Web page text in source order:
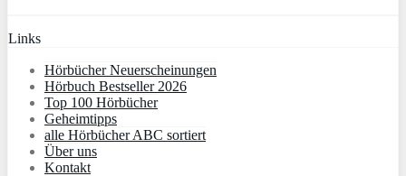
Links
Hörbücher Neuerscheinungen
Hörbuch Bestseller 2026
Top 100 Hörbücher
Geheimtipps
alle Hörbücher ABC sortiert
Über uns
Kontakt